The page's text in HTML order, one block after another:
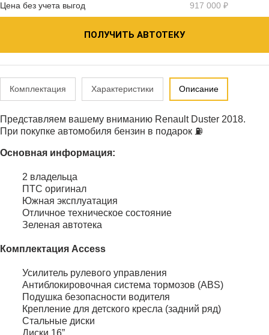
Цена без учета выгод 917 000 ₽
ПОЛУЧИТЬ АВТОТЕКУ
Комплектация Характеристики Описание
Представляем вашему вниманию Renault Duster 2018.
При покупке автомобиля бензин в подарок ⛽️
Основная информация:
2 владельца
ПТС оригинал
Южная эксплуатация
Отличное техническое состояние
Зеленая автотека
Комплектация Access
Усилитель рулевого управления
Антиблокировочная система тормозов (ABS)
Подушка безопасности водителя
Крепление для детского кресла (задний ряд)
Стальные диски
Диски 16”